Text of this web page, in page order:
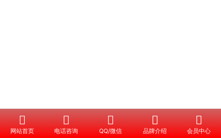

网站首页

电话咨询

QQ/微信

品牌介绍

会员中心